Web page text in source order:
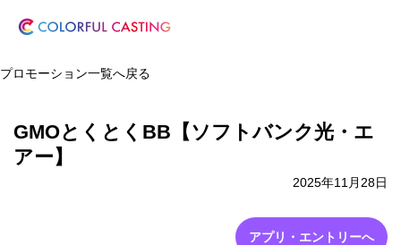
プロモーション一覧へ戻る
GMOとくとくBB【ソフトバンク光・エ
アー】
2025年11月28日
アプリ・エントリーへ